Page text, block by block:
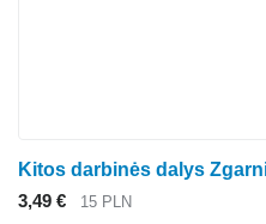
3,49 € 15 PLN